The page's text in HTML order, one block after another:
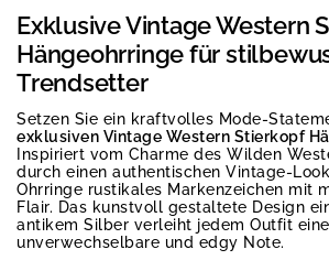
Exklusive Vintage Western
Hängeohrringe für
Trendsetter
Setzen Sie ein kraftvolles Mode-
exklusiven Vintage Western Stierkopf
Inspiriert vom Charme des Wilden
durch einen authentischen Vintage-
Ohrringe rustikales Markenzeichen mit
Flair. Das kunstvoll gestaltete Design
antikem Silber verleiht jedem Outfit eine
unverwechselbare und edgy Note.